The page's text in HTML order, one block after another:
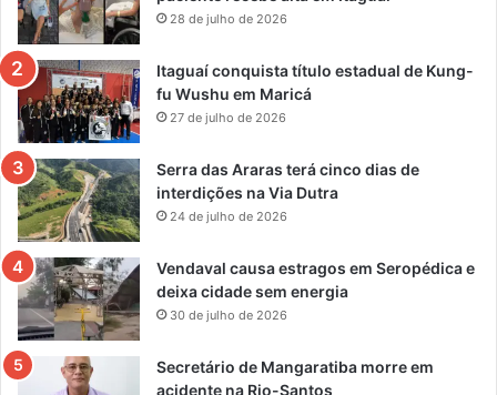
28 de julho de 2026
Itaguaí conquista título estadual de Kung-
fu Wushu em Maricá
27 de julho de 2026
Serra das Araras terá cinco dias de
interdições na Via Dutra
24 de julho de 2026
Vendaval causa estragos em Seropédica e
deixa cidade sem energia
30 de julho de 2026
Secretário de Mangaratiba morre em
acidente na Rio-Santos